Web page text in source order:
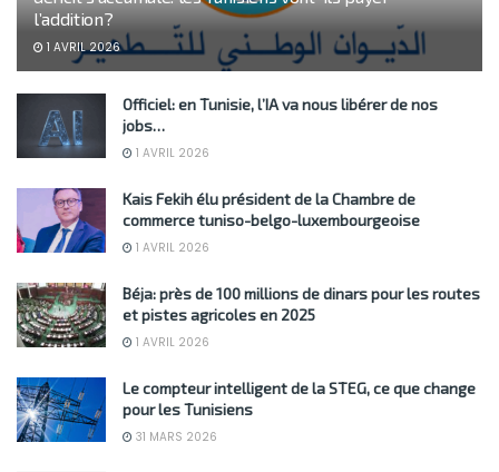
l’addition?
1 AVRIL 2026
Officiel: en Tunisie, l’IA va nous libérer de nos
jobs…
1 AVRIL 2026
Kais Fekih élu président de la Chambre de
commerce tuniso-belgo-luxembourgeoise
1 AVRIL 2026
Béja: près de 100 millions de dinars pour les routes
et pistes agricoles en 2025
1 AVRIL 2026
Le compteur intelligent de la STEG, ce que change
pour les Tunisiens
31 MARS 2026